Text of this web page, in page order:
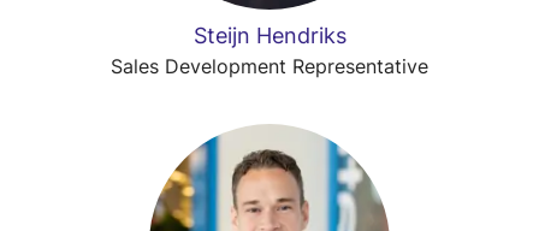
Steijn Hendriks
Sales Development Representative